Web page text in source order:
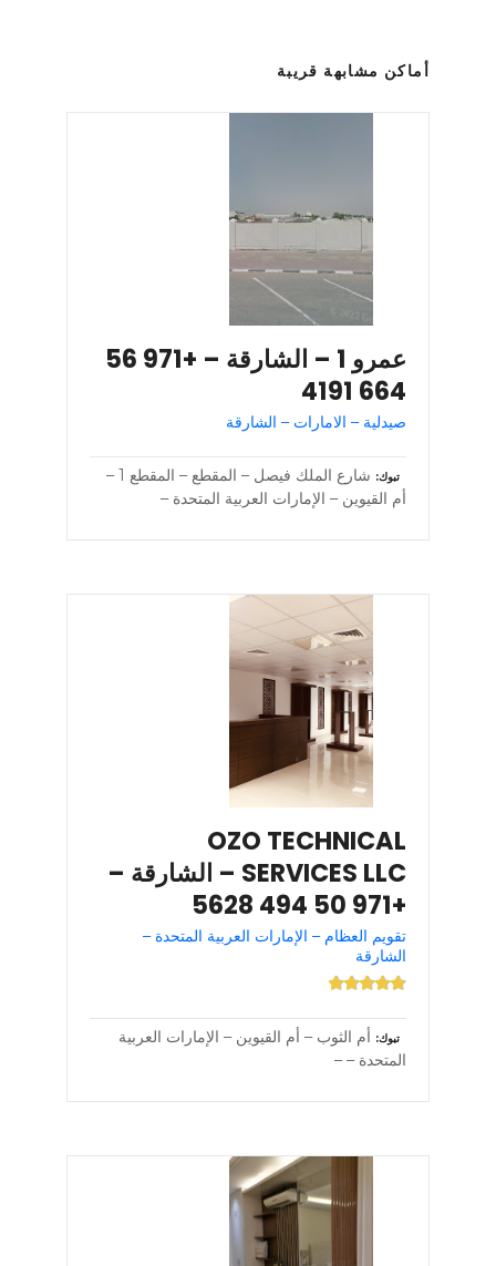
أماكن مشابهة قريبة
عمرو 1 – الشارقة – +971 56
664 4191
صيدلية – الامارات – الشارقة
تبوك
شارع الملك فيصل – المقطع – المقطع 1 –
أم القيوين – الإمارات العربية المتحدة –
OZO TECHNICAL
SERVICES LLC – الشارقة –
+971 50 494 5628
تقويم العظام – الإمارات العربية المتحدة –
الشارقة
تبوك
أم الثوب – أم القيوين – الإمارات العربية
المتحدة – –